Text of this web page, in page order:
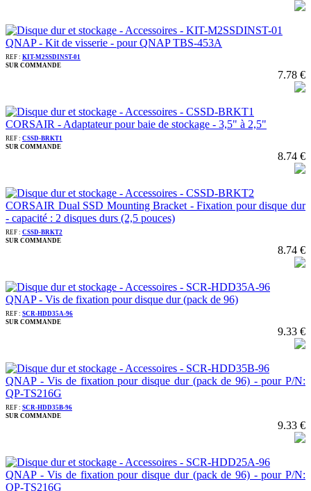
QNAP - Kit de visserie - pour QNAP TBS-453A
REF : KIT-M2SSDINST-01
SUR COMMANDE
7.78 €
CORSAIR - Adaptateur pour baie de stockage - 3,5" à 2,5"
REF : CSSD-BRKT1
SUR COMMANDE
8.74 €
CORSAIR Dual SSD Mounting Bracket - Fixation pour disque dur
- capacité : 2 disques durs (2,5 pouces)
REF : CSSD-BRKT2
SUR COMMANDE
8.74 €
QNAP - Vis de fixation pour disque dur (pack de 96)
REF : SCR-HDD35A-96
SUR COMMANDE
9.33 €
QNAP - Vis de fixation pour disque dur (pack de 96) - pour P/N:
QP-TS216G
REF : SCR-HDD35B-96
SUR COMMANDE
9.33 €
QNAP - Vis de fixation pour disque dur (pack de 96) - pour P/N:
QP-TS216G